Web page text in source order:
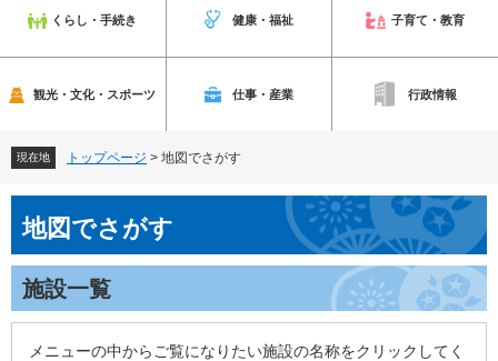
くらし・手続き 健康・福祉 子育て・教育
観光・文化・スポーツ 仕事・産業 行政情報
現在地 トップページ > 地図でさがす
文地図でさがす
施設一覧
メニューの中からご覧になりたい施設の名称をクリックしてく